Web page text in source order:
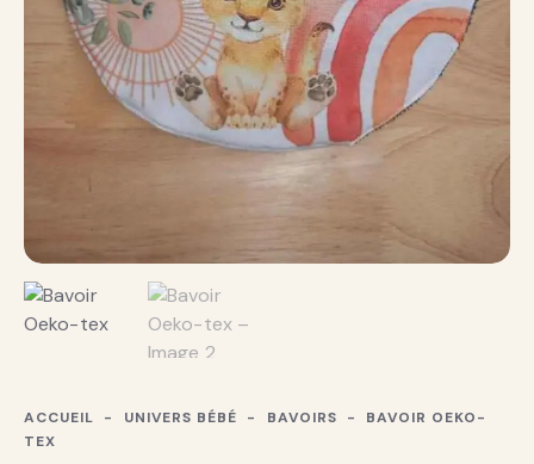
ACCUEIL UNIVERS BÉBÉ BAVOIRS
BAVOIR OEKO-
TEX